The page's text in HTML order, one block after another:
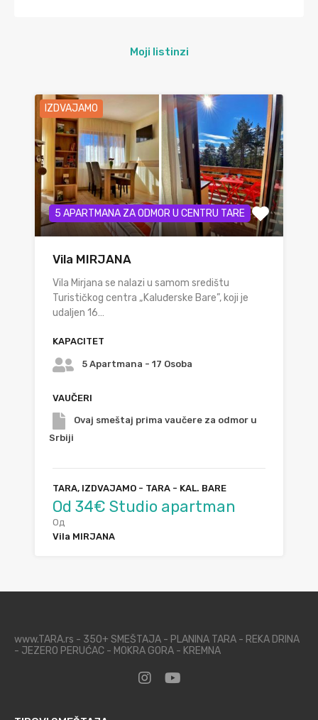
Moji listinzi
IZDVAJAMO
5 APARTMANA ZA ODMOR U CENTRU TARE
Vila MIRJANA
Vila Mirjana se nalazi u samom središtu
Turističkog centra „Kaluđerske Bare”, koji je
udaljen 16…
KAPACITET
5 Apartmana - 17 Osoba
VAUČERI
Ovaj smeštaj prima vaučere za odmor u
Srbiji
TARA, IZDVAJAMO - TARA - KAL. BARE
Od 34€ Studio apartman
Од
Vila MIRJANA
www.TARA.rs - 350+ SMEŠTAJA - PLANINA TARA - REKA DRINA
- JEZERO PERUĆAC - MOKRA GORA - KREMNA